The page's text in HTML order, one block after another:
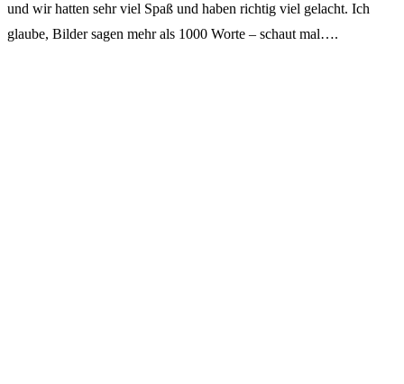
und wir hatten sehr viel Spaß und haben richtig viel gelacht. Ich
glaube, Bilder sagen mehr als 1000 Worte – schaut mal….